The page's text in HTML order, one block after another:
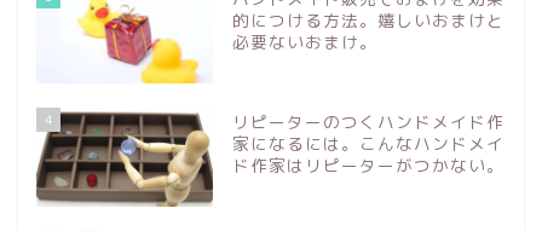
的につける方法。嬉しいおまけと
必要ないおまけ。
4
リピーターのつくハンドメイド作
家になるには。こんなハンドメイ
ド作家はリピーターがつかない。